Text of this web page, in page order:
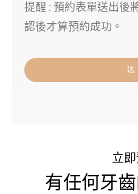
提醒 : 預約表單送出後
認後才算預約成功。
送
立
有任何牙